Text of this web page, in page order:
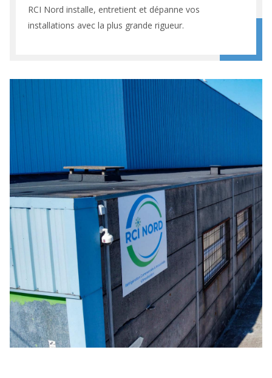
RCI Nord installe, entretient et dépanne vos
installations avec la plus grande rigueur.